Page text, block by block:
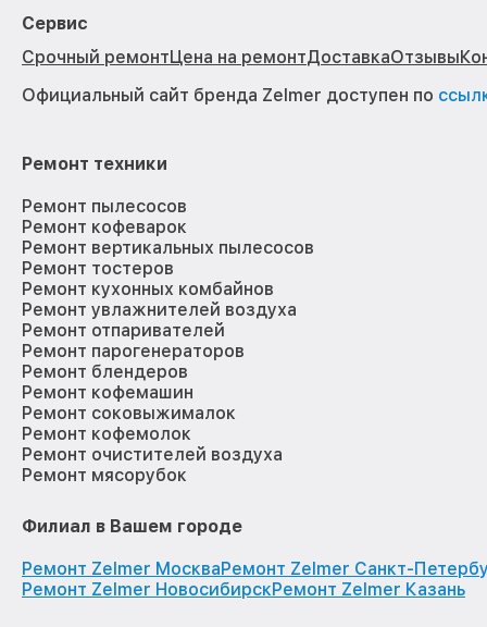
Сервис
Срочный ремонтЦена на ремонтДоставкаОтзывы
Официальный сайт бренда Zelmer доступен по
Ремонт техники
Ремонт пылесосов
Ремонт кофеварок
Ремонт вертикальных пылесосов
Ремонт тостеров
Ремонт кухонных комбайнов
Ремонт увлажнителей воздуха
Ремонт отпаривателей
Ремонт парогенераторов
Ремонт блендеров
Ремонт кофемашин
Ремонт соковыжималок
Ремонт кофемолок
Ремонт очистителей воздуха
Ремонт мясорубок
Филиал в Вашем городе
Ремонт Zelmer МоскваРемонт Zelmer Санкт-
Ремонт Zelmer НовосибирскРемонт Zelmer Казань